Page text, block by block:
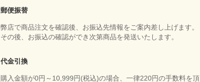
郵便振替
弊店で商品注文を確認後、お振込先情報をご案内差し上げます。
その後、お振込の確認ができ次第商品を発送いたします。
代金引換
購入金額が0円～10,999円(税込)の場合、一律220円の手数料を頂